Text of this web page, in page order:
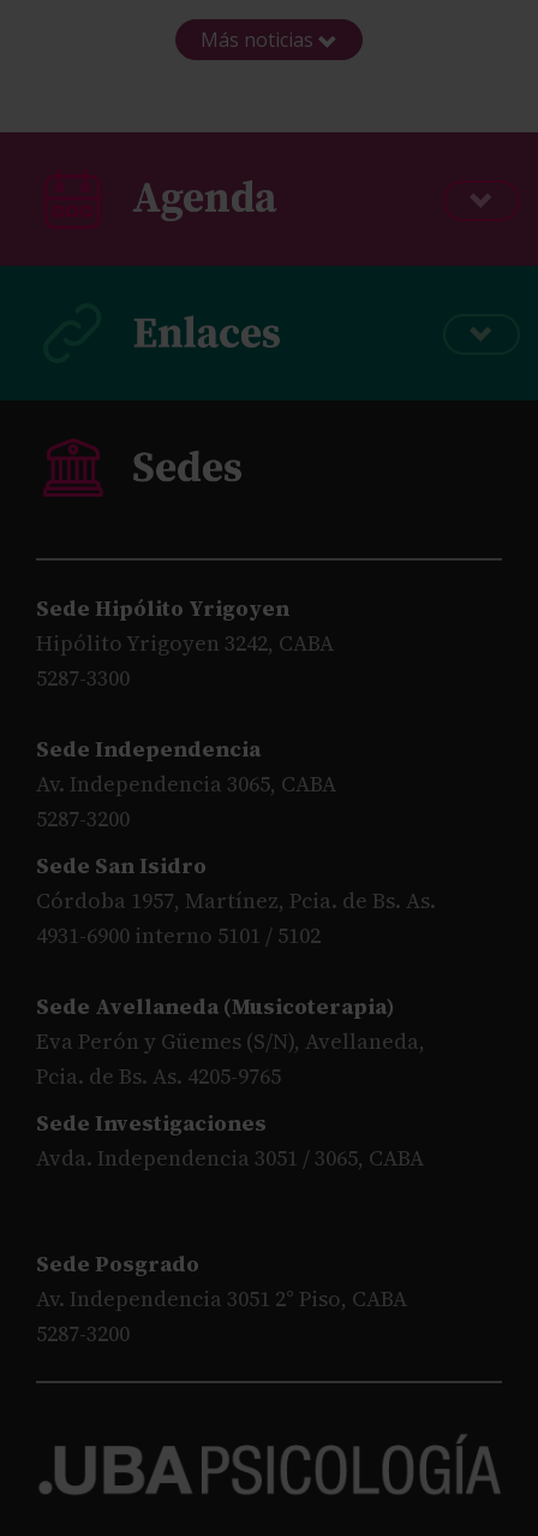
Más noticias
Sede Hipólito Yrigoyen
Hipólito Yrigoyen 3242, CABA
5287-3300
Sede Independencia
Av. Independencia 3065, CABA
5287-3200
Sede San Isidro
Córdoba 1957, Martínez, Pcia. de Bs. As.
4931-6900 interno 5101 / 5102
Sede Avellaneda (Musicoterapia)
Eva Perón y Güemes (S/N), Avellaneda,
Pcia. de Bs. As. 4205-9765
Sede Investigaciones
Avda. Independencia 3051 / 3065, CABA
Sede Posgrado
Av. Independencia 3051 2° Piso, CABA
5287-3200